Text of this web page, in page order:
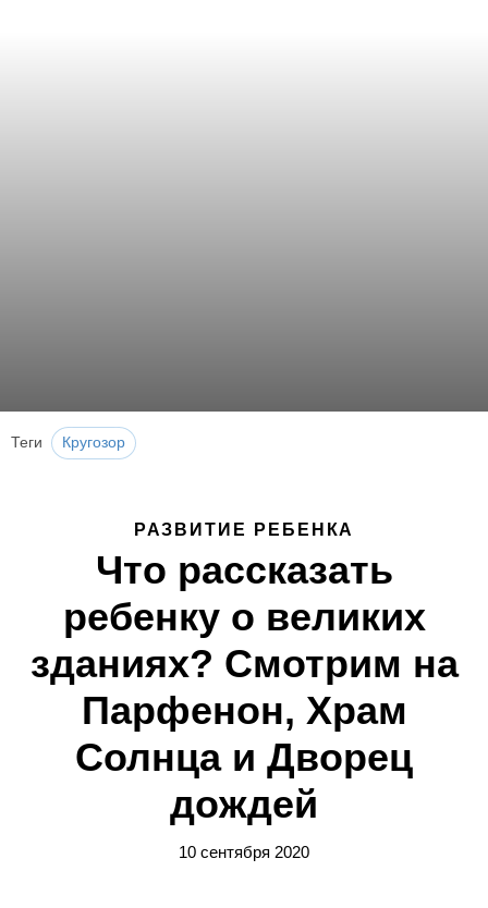
Теги Кругозор
РАЗВИТИЕ РЕБЕНКА
Что рассказать
ребенку о великих
зданиях? Смотрим на
Парфенон, Храм
Солнца и Дворец
дождей
10 сентября 2020